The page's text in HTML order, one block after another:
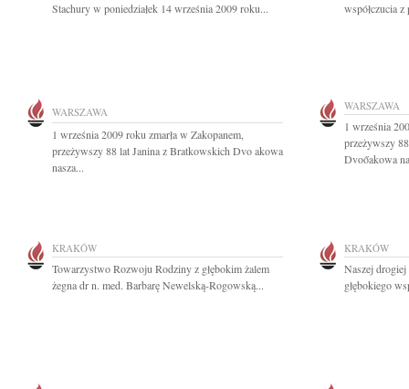
Stachury w poniedziałek 14 września 2009 roku...
współczucia
WARSZAWA
1 września 2009 roku zmarła w Zakopanem,
przeżywszy 88 lat Janina z Bratkowskich Dvo akowa
nasza...
WARSZAWA
1 września
przeżywszy
Dvoőakowa
KRAKÓW
Towarzystwo Rozwoju Rodziny z głębokim żalem
żegna dr n. med. Barbarę Newelską-Rogowską...
KRAKÓW
Naszej
głębokiego